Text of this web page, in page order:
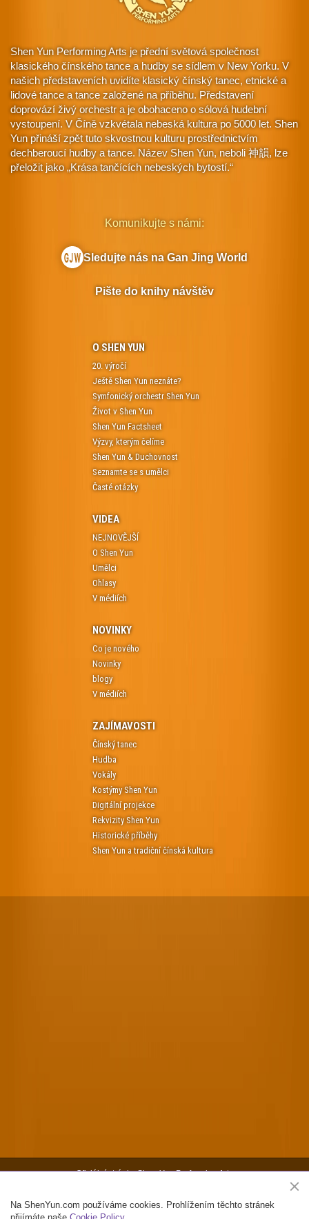
Shen Yun Performing Arts je přední světová společnost
klasického čínského tance a hudby se sídlem v New Yorku. V
našich představeních uvidíte klasický čínský tanec, etnické a
lidové tance a tance založené na příběhu. Představení
doprovází živý orchestr a je obohaceno o sólová hudební
vystoupení. V Číně vzkvétala nebeská kultura po 5000 let. Shen
Yun přináší zpět tuto skvostnou kulturu prostřednictvím
dechberoucí hudby a tance. Název Shen Yun, neboli 神韻, lze
přeložit jako „Krása tančících nebeských bytostí.“
O SHEN YUN
20. výročí
Ještě Shen Yun neznáte?
Symfonický orchestr Shen Yun
Život v Shen Yun
Shen Yun Factsheet
Výzvy, kterým čelíme
Shen Yun & Duchovnost
Seznamte se s umělci
Časté otázky
VIDEA
NEJNOVĚJŠÍ
O Shen Yun
Umělci
Ohlasy
V médiích
NOVINKY
Co je nového
Novinky
blogy
V médiích
ZAJÍMAVOSTI
Čínský tanec
Hudba
Vokály
Kostýmy Shen Yun
Digitální projekce
Rekvizity Shen Yun
Historické příběhy
Shen Yun a tradiční čínská kultura
Komunikujte s námi:
Sledujte nás na Gan Jing World
Pište do knihy návštěv
Oficiální stránky Shen Yun Performing Arts
Na ShenYun.com používáme cookies. Prohlížením těchto stránek